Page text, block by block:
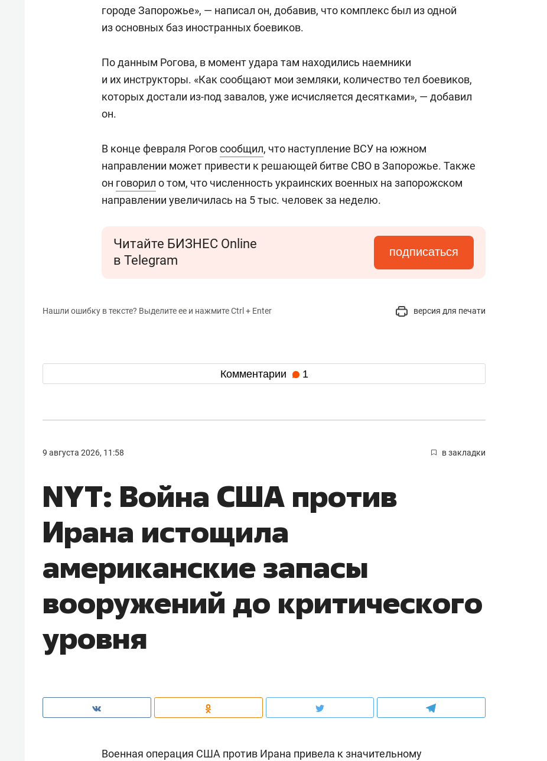
городе Запорожье», — написал он, добавив, что комплекс был из одной
из основных баз иностранных боевиков.
По данным Рогова, в момент удара там находились наемники
и их инструкторы. «Как сообщают мои земляки, количество тел боевиков,
которых достали из-под завалов, уже исчисляется десятками», — добавил
он.
В конце февраля Роговсообщил, что наступление ВСУ на южном
направлении может привести к решающей битве СВО в Запорожье. Также
он говорил о том, что численность украинских военных на запорожском
направлении увеличилась на 5 тыс. человек за неделю.
Читайте БИЗНЕС Online
в Telegram
подписаться
Нашли ошибку в тексте? Выделите ее и нажмите Ctrl + Enter версия для печати
Комментарии 1
9 августа 2026, 11:58 в закладки
NYT: Война США против
Ирана истощила
американские запасы
вооружений до критического
уровня
Военная операция США против Ирана привела к значительному
состоянием как основа